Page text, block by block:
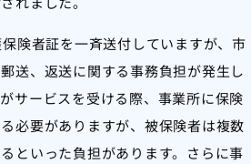
険者証を一斉送付していますが、市
送、返送に関する事務負担が発生し
サービスを受ける際、事業所に保険
必要がありますが、被保険者は複数
といった負担があります。さらに事